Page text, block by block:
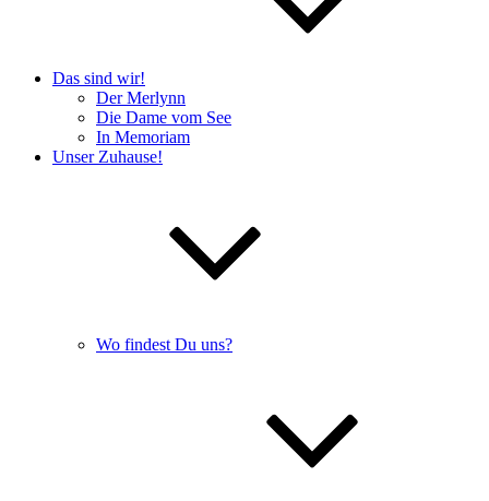
Das sind wir!
Der Merlynn
Die Dame vom See
In Memoriam
Unser Zuhause!
Wo findest Du uns?